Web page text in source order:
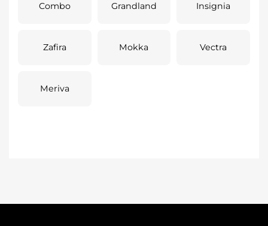
Combo Grandland Insignia
Zafira Mokka Vectra
Meriva